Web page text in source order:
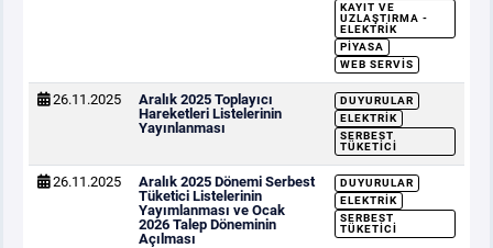
KAYIT VE
UZLAŞTIRMA -
ELEKTRIK
PIYASA
WEB SERVIS
26.11.2025
Aralık 2025 Toplayıcı
Hareketleri Listelerinin
Yayınlanması
DUYURULAR
ELEKTRIK
SERBEST
TÜKETICI
26.11.2025
Aralık 2025 Dönemi Serbest
Tüketici Listelerinin
Yayımlanması ve Ocak
2026 Talep Döneminin
Açılması
DUYURULAR
ELEKTRIK
SERBEST
TÜKETICI